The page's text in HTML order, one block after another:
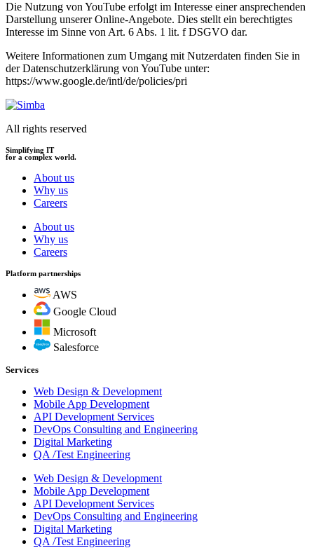
Die Nutzung von YouTube erfolgt im Interesse einer ansprechenden
Darstellung unserer Online-Angebote. Dies stellt ein berechtigtes
Interesse im Sinne von Art. 6 Abs. 1 lit. f DSGVO dar.
Weitere Informationen zum Umgang mit Nutzerdaten finden Sie in
der Datenschutzerklärung von YouTube unter:
https://www.google.de/intl/de/policies/pri
All rights reserved
Simplifying IT
for a complex world.
About us
Why us
Careers
About us
Why us
Careers
Platform partnerships
AWS
Google Cloud
Microsoft
Salesforce
Services
Web Design & Development
Mobile App Development
API Development Services
DevOps Consulting and Engineering
Digital Marketing
QA /Test Engineering
Web Design & Development
Mobile App Development
API Development Services
DevOps Consulting and Engineering
Digital Marketing
QA /Test Engineering